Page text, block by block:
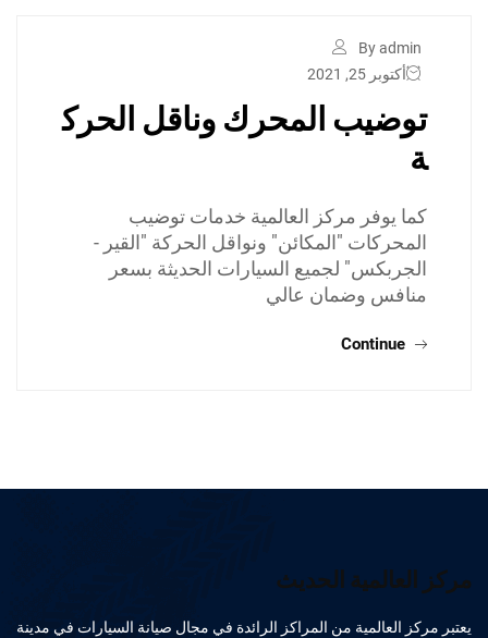
By admin
أكتوبر 25, 2021
توضيب المحرك وناقل الحرك
ة
كما يوفر مركز العالمية خدمات توضيب
المحركات "المكائن" ونواقل الحركة "القير -
الجربكس" لجميع السيارات الحديثة بسعر
منافس وضمان عالي
Continue
مركز العالمية الحديث
يعتبر مركز العالمية من المراكز الرائدة في مجال صيانة السيارات في مدينة